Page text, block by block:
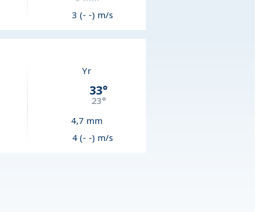
3 (- -) m/s
Yr
33°
23°
4,7 mm
4 (- -) m/s